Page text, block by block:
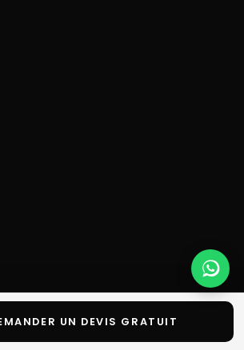
UN DEVIS GRATUIT